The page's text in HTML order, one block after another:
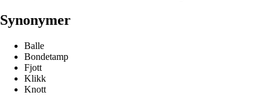
Synonymer
Balle
Bondetamp
Fjott
Klikk
Knott